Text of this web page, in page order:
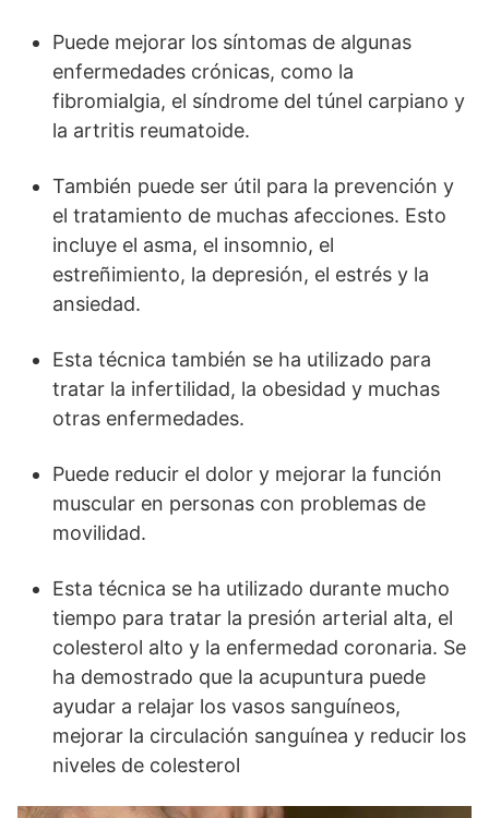
Puede mejorar los síntomas de algunas
enfermedades crónicas, como la
fibromialgia, el síndrome del túnel carpiano y
la artritis reumatoide.
También puede ser útil para la prevención y
el tratamiento de muchas afecciones. Esto
incluye el asma, el insomnio, el
estreñimiento, la depresión, el estrés y la
ansiedad.
Esta técnica también se ha utilizado para
tratar la infertilidad, la obesidad y muchas
otras enfermedades.
Puede reducir el dolor y mejorar la función
muscular en personas con problemas de
movilidad.
Esta técnica se ha utilizado durante mucho
tiempo para tratar la presión arterial alta, el
colesterol alto y la enfermedad coronaria. Se
ha demostrado que la acupuntura puede
ayudar a relajar los vasos sanguíneos,
mejorar la circulación sanguínea y reducir los
niveles de colesterol